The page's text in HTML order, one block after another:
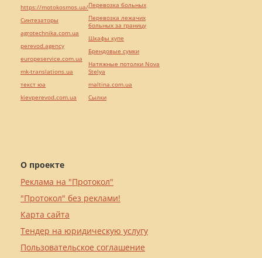
О проекте
Реклама на "Протокол"
"Протокол" без реклами!
Карта сайта
Тендер на юридическую услугу
Пользовательское соглашение
https://motokosmos.ua/
Синтезаторы
agrotechnika.com.ua
perevod.agency
europeservice.com.ua
mk-translations.ua
текст юа
kievperevod.com.ua
Перевозка больных
Перевозка лежачих
больных за границу
Шкафы купе
Брендовые сумки
Натяжные потолки Nova
Stelya
maltina.com.ua
Cылки